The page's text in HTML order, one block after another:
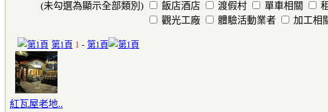
(未勾選為顯示全部類別)
飯店酒店
渡假村 單車相關
觀光工廠
體驗活動業者 加工相
第1頁 1 - 第1頁
紅瓦屋老地..